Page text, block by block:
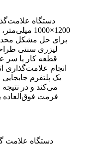
دستگاه
1200×1000
برای حل مشکل
لیزری سنتی
قطعه کار یا سر
انجام
یک پلتفرم جابجایی
می‌کند و در
فرمت فوق‌العاده